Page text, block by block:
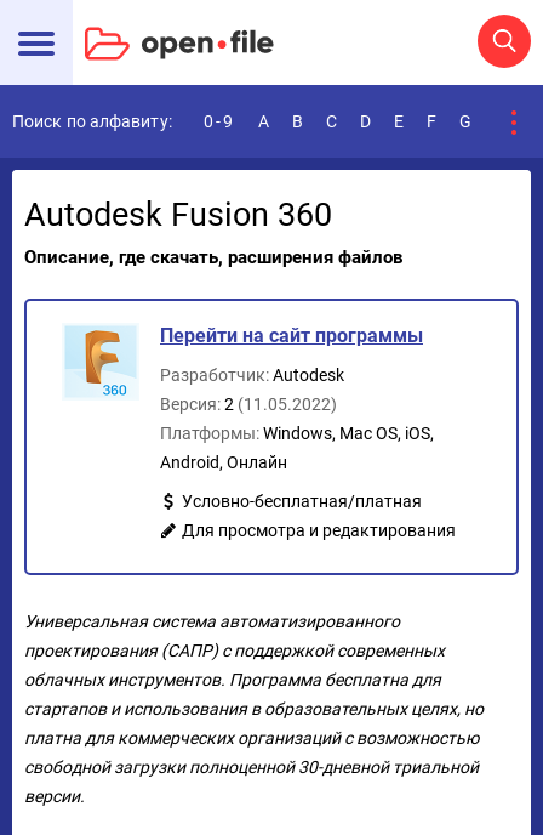
Поиск по алфавиту: 0-9 A B C D E F G
Autodesk Fusion 360
Описание, где скачать, расширения файлов
Перейти на сайт программы
Разработчик:Autodesk
Версия:2 (11.05.2022)
Платформы:Windows, Mac OS, iOS,
Android, Онлайн
Условно-бесплатная/платная
Для просмотра и редактирования
Универсальная система автоматизированного
проектирования (САПР) с поддержкой современных
облачных инструментов. Программа бесплатна для
стартапов и использования в образовательных целях, но
платна для коммерческих организаций с возможностью
свободной загрузки полноценной 30-дневной триальной
версии.